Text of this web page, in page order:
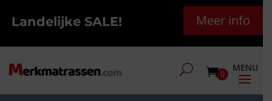
Landelijke SALE! Meer info
0